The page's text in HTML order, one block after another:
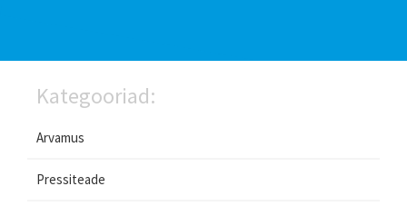
Kategooriad:
Arvamus
Pressiteade